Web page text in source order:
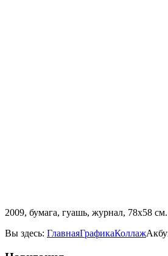
2009, бумага, гуашь, журнал, 78х58 см.
Вы здесь: ГлавнаяГрафикаКоллаж